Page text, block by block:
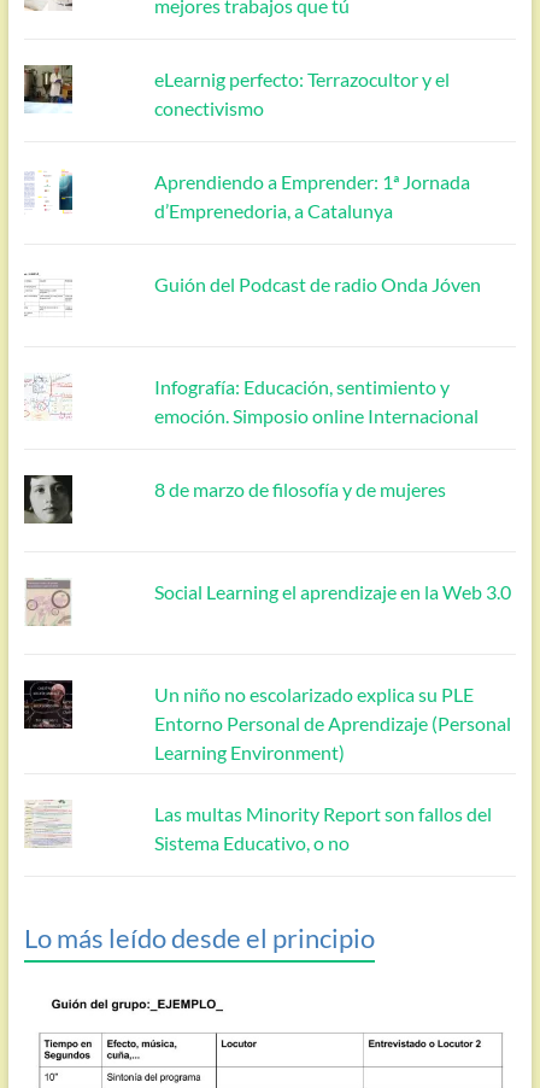
mejores trabajos que tú
eLearnig perfecto: Terrazocultor y el
conectivismo
Aprendiendo a Emprender: 1ª Jornada
d’Emprenedoria, a Catalunya
Guión del Podcast de radio Onda Jóven
Infografía: Educación, sentimiento y
emoción. Simposio online Internacional
8 de marzo de filosofía y de mujeres
Social Learning el aprendizaje en la Web 3.0
Un niño no escolarizado explica su PLE
Entorno Personal de Aprendizaje (Personal
Learning Environment)
Las multas Minority Report son fallos del
Sistema Educativo, o no
Lo más leído desde el principio